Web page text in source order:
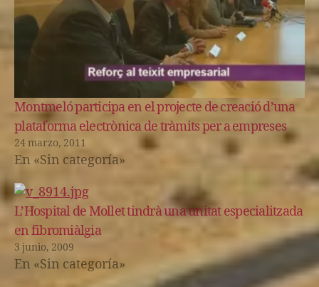
Montmeló participa en el projecte de creació d’una
plataforma electrònica de tràmits per a empreses
24 marzo, 2011
En «Sin categoría»
L’Hospital de Mollet tindrà una unitat especialitzada
en fibromiàlgia
3 junio, 2009
En «Sin categoría»